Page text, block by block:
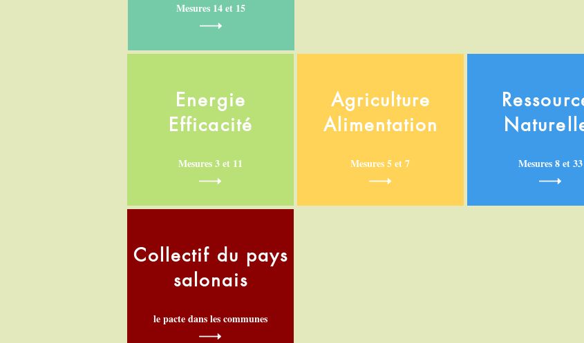
Mesures 14 et 15
Energie
Efficacité
Mesures 3 et 11
Agriculture
Alimentation
Mesures 5 et 7 Mesures 8 et 33
Collectif du pays
salonais
le pacte dans les communes